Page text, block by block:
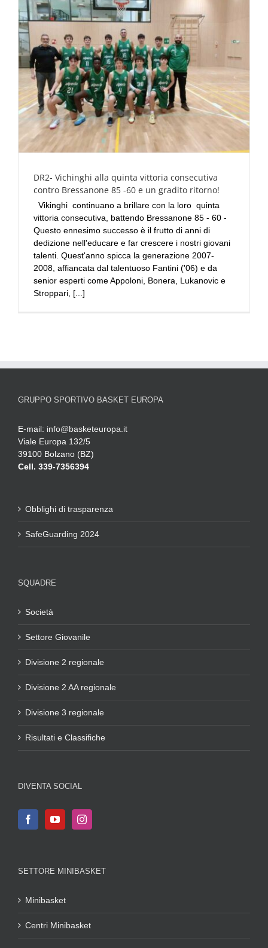
DR2- Vichinghi alla quinta vittoria consecutiva
contro Bressanone 85 -60 e un gradito ritorno!
Vikinghi continuano a brillare con la loro quinta
vittoria consecutiva, battendo Bressanone 85 - 60 -
Questo ennesimo successo è il frutto di anni di
dedizione nell'educare e far crescere i nostri giovani
talenti. Quest'anno spicca la generazione 2007-
2008, affiancata dal talentuoso Fantini ('06) e da
senior esperti come Appoloni, Bonera, Lukanovic e
Stroppari, [...]
GRUPPO SPORTIVO BASKET EUROPA
E-mail: info@basketeuropa.it
Viale Europa 132/5
39100 Bolzano (BZ)
Cell. 339-7356394
Obblighi di trasparenza
SafeGuarding 2024
SQUADRE
Società
Settore Giovanile
Divisione 2 regionale
Divisione 2 AA regionale
Divisione 3 regionale
Risultati e Classifiche
DIVENTA SOCIAL
SETTORE MINIBASKET
Minibasket
Centri Minibasket